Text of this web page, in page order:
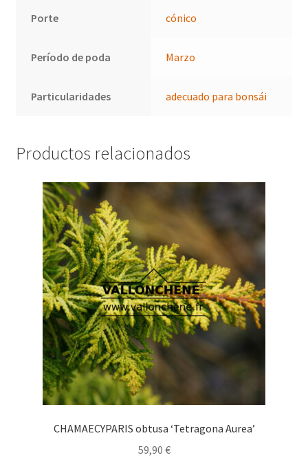
Porte cónico
Período de poda Marzo
Particularidades adecuado para bonsái
Productos relacionados
CHAMAECYPARIS obtusa ‘Tetragona Aurea’
59,90 €